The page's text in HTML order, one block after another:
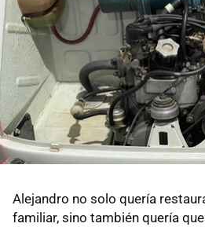
Alejandro no solo quería
familiar, sino también quería